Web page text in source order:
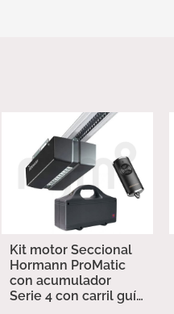
Kit motor Seccional
Hormann ProMatic
con acumulador
Serie 4 con carril guía